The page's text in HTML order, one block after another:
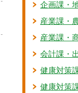
企画課・
産業課・
産業課・
会計課・
健康対策
健康対策